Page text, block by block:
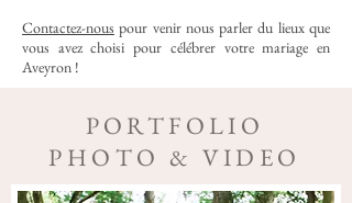
Contactez-nous pour venir nous parler du lieux que
vous avez choisi pour célébrer votre mariage en
Aveyron !
PORTFOLIO
PHOTO & VIDEO